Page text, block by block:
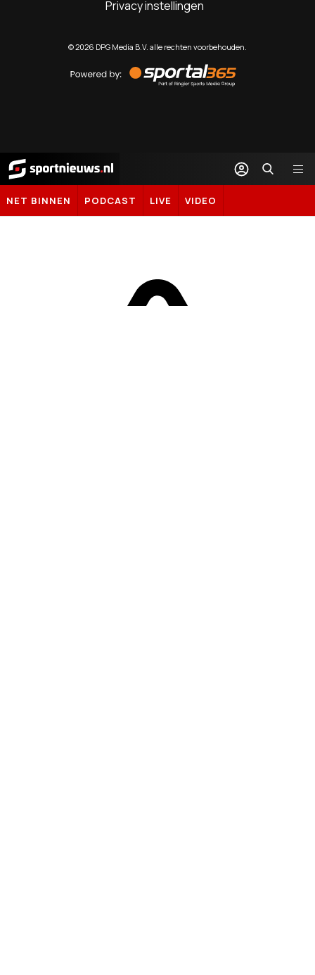
Privacy instellingen
©2026 DPG Media B.V. alle rechten voorbehouden.
by
Sportal365
Sportnieuws.nl
NET BINNEN PODCAST LIVE VIDEO